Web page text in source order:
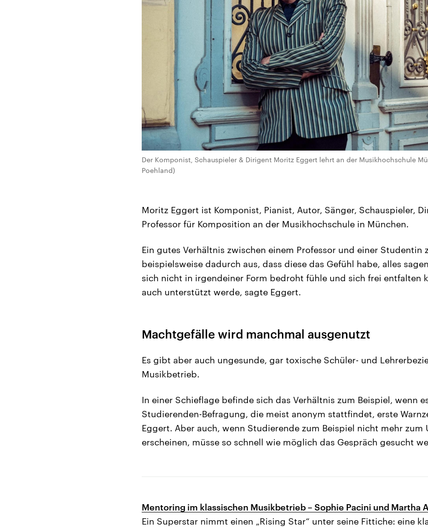
Der Komponist, Schauspieler & Dirigent Moritz Eggert lehrt an der Musikhochschule
Poehland)
Moritz Eggert ist Komponist, Pianist, Autor, Sänger, Schauspieler,
Professor für Komposition an der Musikhochschule in München.
Ein gutes Verhältnis zwischen einem Professor und einer Studentin
beispielsweise dadurch aus, dass diese das Gefühl habe, alles
sich nicht in irgendeiner Form bedroht fühle und sich frei entfalten
auch unterstützt werde, sagte Eggert.
Machtgefälle wird manchmal ausgenutzt
Es gibt aber auch ungesunde, gar toxische Schüler- und
Musikbetrieb.
In einer Schieflage befinde sich das Verhältnis zum Beispiel, wenn
Studierenden-Befragung, die meist anonym stattfindet, erste
Eggert. Aber auch, wenn Studierende zum Beispiel nicht mehr zum
erscheinen, müsse so schnell wie möglich das Gespräch gesucht
Mentoring im klassischen Musikbetrieb – Sophie Pacini und Martha
Ein Superstar nimmt einen „Rising Star“ unter seine Fittiche: eine